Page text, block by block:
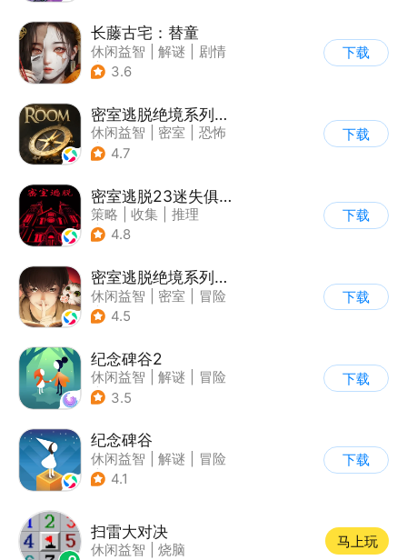
长藤古宅：替童
休闲益智 解谜
剧情
| 密室
3.6
下载
密室逃脱绝境系列2海盗船
休闲益智 密室
恐怖
| 密室逃脱
4.7
下载
密室逃脱23迷失俱乐部
策略 收集
推理
| 密室逃脱
4.8
下载
密室逃脱绝境系列3画仙奇缘
休闲益智 密室
冒险
| 密室逃脱
4.5
下载
纪念碑谷2
休闲益智 解谜
冒险
| 清新
3.5
下载
纪念碑谷
休闲益智 解谜
冒险
| 治愈
4.1
下载
扫雷大对决
休闲益智 烧脑
马上玩